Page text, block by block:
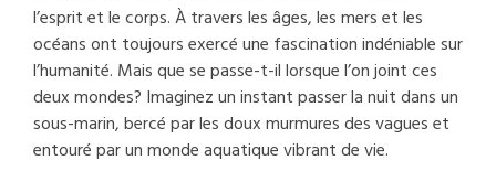
l’esprit et le corps. À travers les âges, les mers et les
océans ont toujours exercé une fascination indéniable sur
l’humanité. Mais que se passe-t-il lorsque l’on joint ces
deux mondes? Imaginez un instant passer la nuit dans un
sous-marin, bercé par les doux murmures des vagues et
entouré par un monde aquatique vibrant de vie.